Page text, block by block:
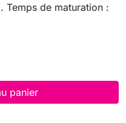
Temps de maturation :
panier